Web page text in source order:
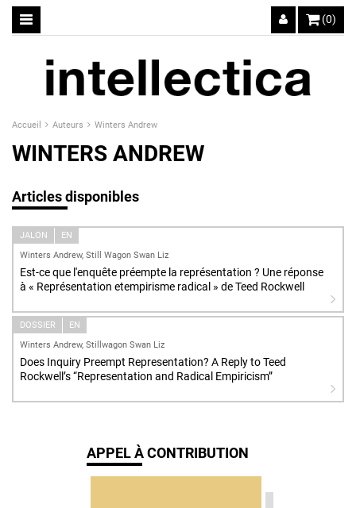
(0)
Accueil Auteurs Winters Andrew
WINTERS ANDREW
Articles disponibles
JALON
EN
Winters Andrew, Still Wagon Swan Liz
Est-ce que l'enquête préempte la représentation ? Une réponse
à « Représentation etempirisme radical » de Teed Rockwell
DOSSIER
EN
Winters Andrew, Stillwagon Swan Liz
Does Inquiry Preempt Representation? A Reply to Teed
Rockwell’s “Representation and Radical Empiricism”
APPEL À CONTRIBUTION